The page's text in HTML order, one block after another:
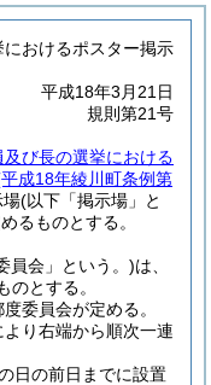
おけるポスター掲示
平成18年3月21日
規則第21号
び長の選挙における
成18年綾川町条例第
場(以下「掲示場」と
るものとする。
員会」という。)は、
のとする。
委員会が定める。
より右端から順次一連
日の前日までに設置